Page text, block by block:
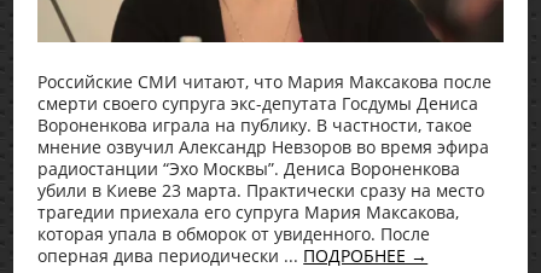
Российские СМИ читают, что Мария Максакова после
смерти своего супруга экс-депутата Госдумы Дениса
Вороненкова играла на публику. В частности, такое
мнение озвучил Александр Невзоров во время эфира
радиостанции “Эхо Москвы”. Дениса Вороненкова
убили в Киеве 23 марта. Практически сразу на место
трагедии приехала его супруга Мария Максакова,
которая упала в обморок от увиденного. После
оперная дива периодически ... ПОДРОБНЕЕ →